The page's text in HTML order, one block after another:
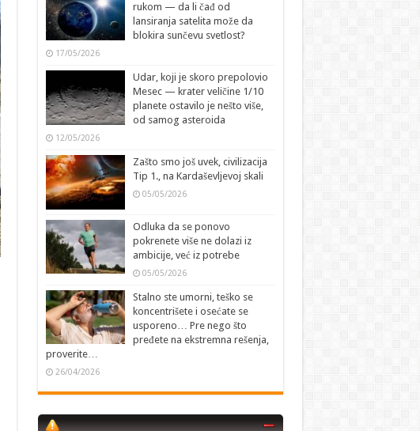
rukom — da li čađ od
lansiranja satelita može da
blokira sunčevu svetlost?
17/05/2026
Udar, koji je skoro prepolovio
Mesec — krater veličine 1/10
planete ostavilo je nešto više,
od samog asteroida
12/05/2026
Zašto smo još uvek, civilizacija
Tip 1., na Kardaševljevoj skali
05/05/2026
Odluka da se ponovo
pokrenete više ne dolazi iz
ambicije, već iz potrebe
05/05/2026
Stalno ste umorni, teško se
koncentrišete i osećate se
usporeno… Pre nego što
pređete na ekstremna rešenja,
proverite…
26/04/2026